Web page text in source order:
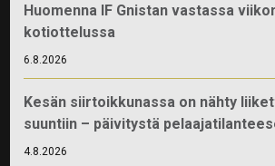
Huomenna IF Gnistan vastassa
kotiottelussa
6.8.2026
Kesän siirtoikkunassa on nähty
suuntiin – päivitystä
4.8.2026